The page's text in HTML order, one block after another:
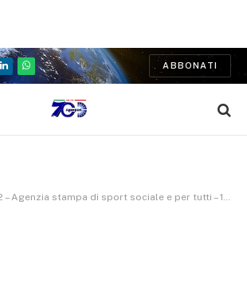
LinkedInWhatsApp
ABBONATI
stampa di sport sociale e per tutti – 17 gennaio 2025